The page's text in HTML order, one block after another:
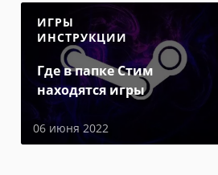
ИГРЫ
ИНСТРУКЦИИ
Где в папке Стим
находятся игры
06 июня 2022